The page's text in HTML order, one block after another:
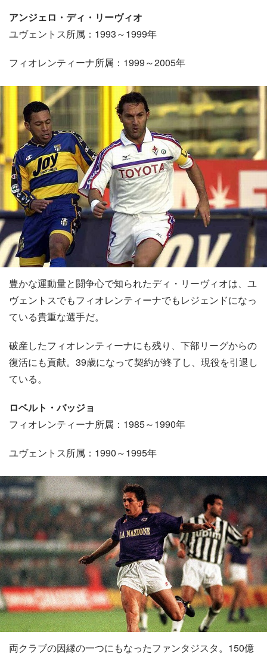
アンジェロ・ディ・リーヴィオ
ユヴェントス所属：1993～1999年
フィオレンティーナ所属：1999～2005年
豊かな運動量と闘争心で知られたディ・リーヴィオは、ユ
ヴェントスでもフィオレンティーナでもレジェンドになっ
ている貴重な選手だ。
破産したフィオレンティーナにも残り、下部リーグからの
復活にも貢献。39歳になって契約が終了し、現役を引退し
ている。
ロベルト・バッジョ
フィオレンティーナ所属：1985～1990年
ユヴェントス所属：1990～1995年
両クラブの因縁の一つにもなったファンタジスタ。150億